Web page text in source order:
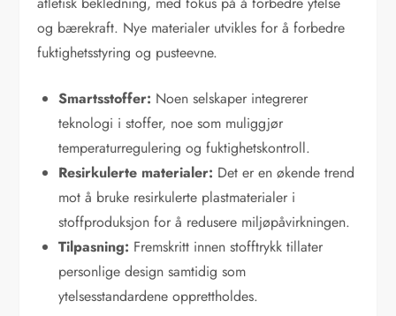
og bærekraft. Nye materialer utvikles for å forbedre
fuktighetsstyring og pusteevne.
Smartsstoffer: Noen selskaper integrerer
teknologi i stoffer, noe som muliggjør
temperaturregulering og fuktighetskontroll.
Resirkulerte materialer: Det er en økende trend
mot å bruke resirkulerte plastmaterialer i
stoffproduksjon for å redusere miljøpåvirkningen.
Tilpasning: Fremskritt innen stofftrykk tillater
personlige design samtidig som
ytelsesstandardene opprettholdes.